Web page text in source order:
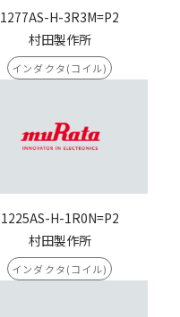
1277AS-H-3R3M=P2
村田製作所
インダクタ(コイル)
1225AS-H-1R0N=P2
村田製作所
インダクタ(コイル)